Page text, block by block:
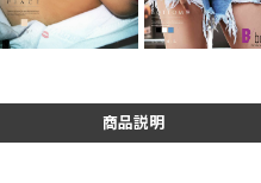
商品説明